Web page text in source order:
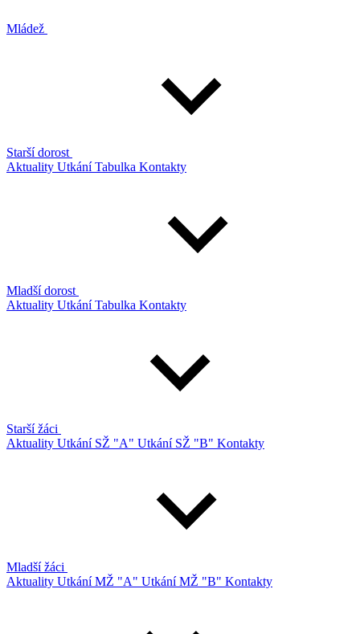
Mládež
Starší dorost
Aktuality UtkáníTabulka Kontakty
Mladší dorost
Aktuality UtkáníTabulka Kontakty
Starší žáci
Aktuality Utkání SŽ "A" Utkání SŽ "B" Kontakty
Mladší žáci
Aktuality Utkání MŽ "A" Utkání MŽ "B" Kontakty